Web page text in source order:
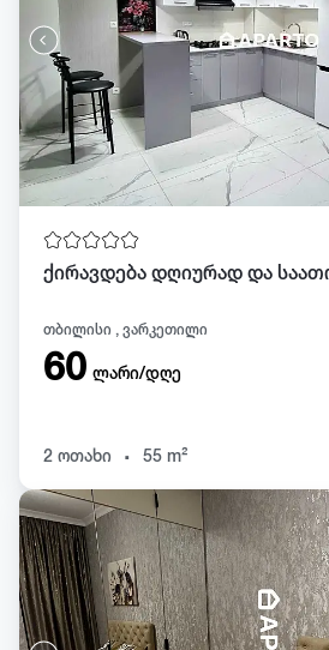
თბილისი , ვარკეთილი
60 ლარი/დღე
2 ოთახი . 55 m²